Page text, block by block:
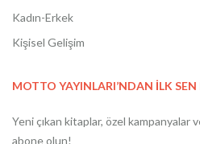
Kadın-Erkek
Kişisel Gelişim
MOTTO YAYINLARI’NDAN İLK
Yeni çıkan kitaplar, özel
abone olun!